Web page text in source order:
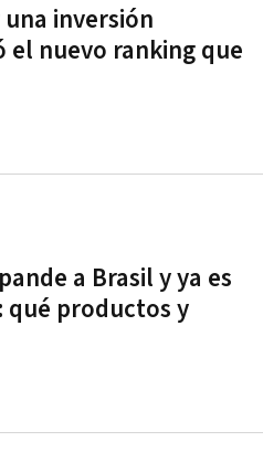
inversión
el nuevo ranking que
a Brasil y ya es
qué productos y